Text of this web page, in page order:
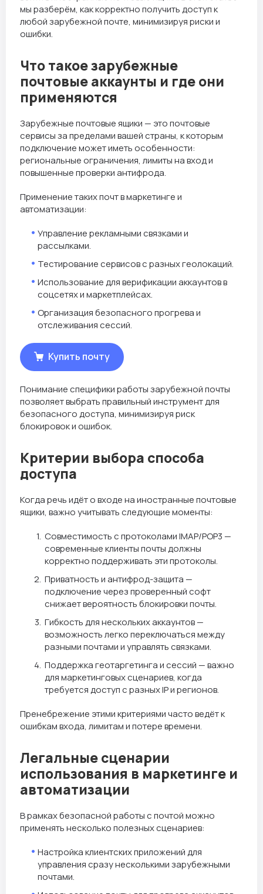
мы разберём, как корректно получить доступ к
любой зарубежной почте, минимизируя риски и
ошибки.
Что такое зарубежные
почтовые аккаунты и где они
применяются
Зарубежные почтовые ящики — это почтовые
сервисы за пределами вашей страны, к которым
подключение может иметь особенности:
региональные ограничения, лимиты на вход и
повышенные проверки антифрода.
Применение таких почт в маркетинге и
автоматизации:
Управление рекламными связками и
рассылками.
Тестирование сервисов с разных геолокаций.
Использование для верификации аккаунтов в
соцсетях и маркетплейсах.
Организация безопасного прогрева и
отслеживания сессий.
Купить почту
Понимание специфики работы зарубежной почты
позволяет выбрать правильный инструмент для
безопасного доступа, минимизируя риск
блокировок и ошибок.
Критерии выбора способа
доступа
Когда речь идёт о входе на иностранные почтовые
ящики, важно учитывать следующие моменты:
Совместимость с протоколами IMAP/POP3 —
современные клиенты почты должны
корректно поддерживать эти протоколы.
Приватность и антифрод-защита —
подключение через проверенный софт
снижает вероятность блокировки почты.
Гибкость для нескольких аккаунтов —
возможность легко переключаться между
разными почтами и управлять связками.
Поддержка геотаргетинга и сессий — важно
для маркетинговых сценариев, когда
требуется доступ с разных IP и регионов.
Пренебрежение этими критериями часто ведёт к
ошибкам входа, лимитам и потере времени.
Легальные сценарии
использования в маркетинге и
автоматизации
В рамках безопасной работы с почтой можно
применять несколько полезных сценариев:
Настройка клиентских приложений для
управления сразу несколькими зарубежными
почтами.